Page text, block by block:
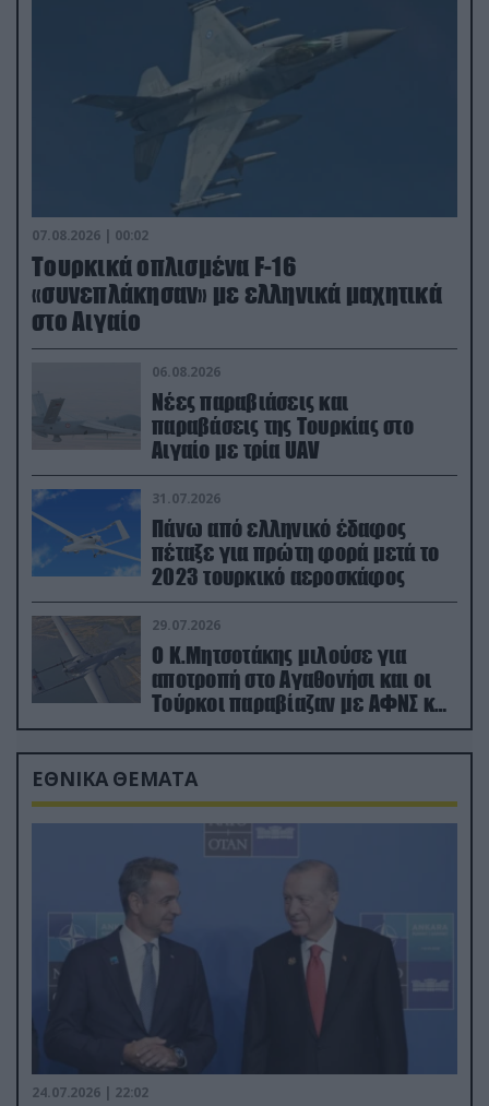
07.08.2026 | 00:02
Τουρκικά οπλισμένα F-16
«συνεπλάκησαν» με ελληνικά μαχητικά
στο Αιγαίο
06.08.2026
Νέες παραβιάσεις και
παραβάσεις της Τουρκίας στο
Αιγαίο με τρία UAV
31.07.2026
Πάνω από ελληνικό έδαφος
πέταξε για πρώτη φορά μετά το
2023 τουρκικό αεροσκάφος
29.07.2026
Ο Κ.Μητσοτάκης μιλούσε για
αποτροπή στο Αγαθονήσι και οι
Τούρκοι παραβίαζαν με ΑΦΝΣ και
drone
ΕΘΝΙΚΑ ΘΕΜΑΤΑ
24.07.2026 | 22:02